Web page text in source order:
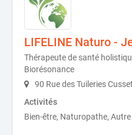
LIFELINE Naturo -
Thérapeute de santé
Biorésonance
90 Rue des Tuileries
Activités
Bien-être, Naturopathe,